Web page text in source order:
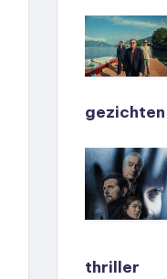
gezichten
thriller